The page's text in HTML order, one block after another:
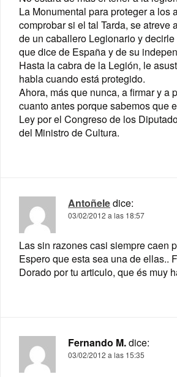
La Monumental para proteger a los
comprobar si el tal Tarda, se atreve
de un caballero Legionario y
que dice de España y de su
Hasta la cabra de la Legión, le
habla cuando está protegido.
Ahora, más que nunca, a firmar y a
cuanto antes porque sabemos que
Ley por el Congreso de los
del Ministro de Cultura.
Antoñeledice:
03/02/2012 a las 18:57
Las sin razones casi siempre caen
Espero que esta sea una de ellas..
Dorado por tu articulo, que és muy
Fernando M.dice:
03/02/2012 a las 15:35